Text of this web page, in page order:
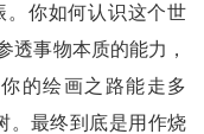
。你如何认识这个世
透事物本质的能力，
的绘画之路能走多
。最终到底是用作烧